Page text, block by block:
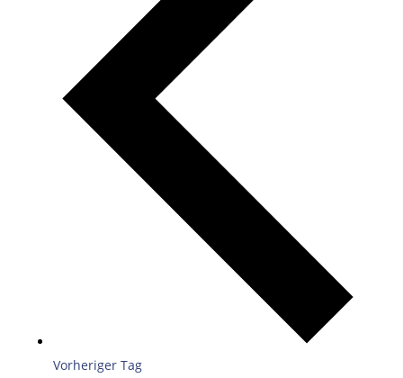
Vorheriger Tag